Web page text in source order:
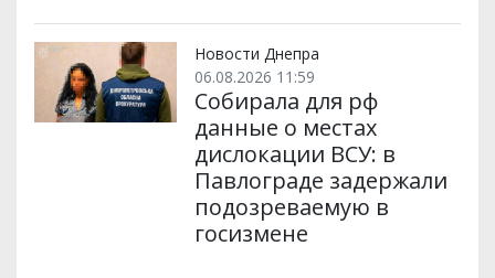
Новости Днепра
06.08.2026 11:59
Собирала для рф
данные о местах
дислокации ВСУ: в
Павлограде задержали
подозреваемую в
госизмене